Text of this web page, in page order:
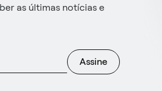
as últimas notícias e
Assine